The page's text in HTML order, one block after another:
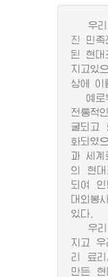
우리
진 민족
된 현대
지고있
상에 이
예로
전통적
굴되고
화되였
과 세계
의 현대
되여 인
대외봉
있다.
우리
지고
리 료리
만든 현